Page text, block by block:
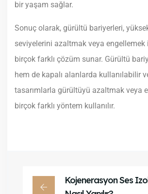
bir yaşam sağlar.
Sonuç olarak, gürültü bariyerleri,
seviyelerini azaltmak veya engellemek
birçok farklı çözüm sunar. Gürültü
hem de kapalı alanlarda kullanılabilir
tasarımlarla gürültüyü azaltmak veya
birçok farklı yöntem kullanılır.
Kojenerasyon Ses